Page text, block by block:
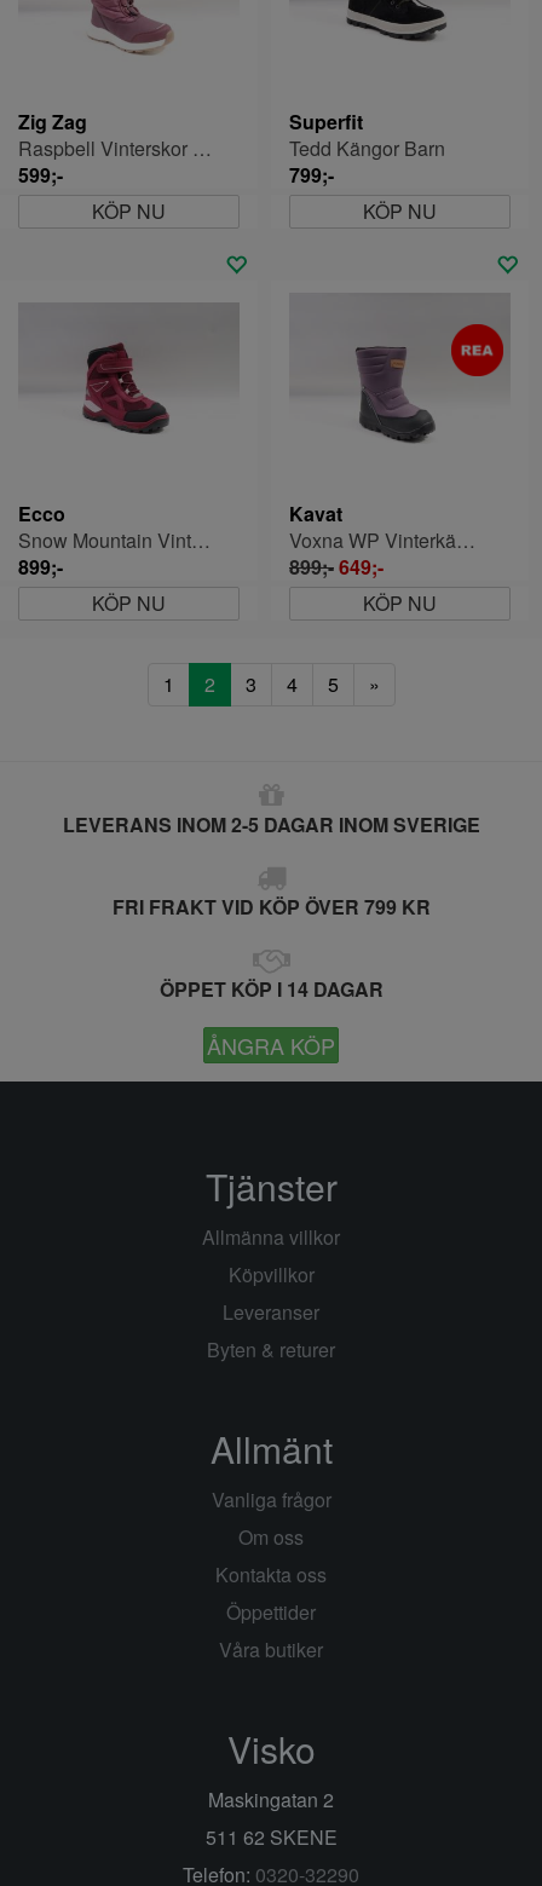
Zig Zag
Raspbell Vinterskor Barn
599;-
KÖP NU
Superfit
Tedd Kängor Barn
799;-
KÖP NU
Ecco
Snow Mountain Vinterkänga Barn
899;-
KÖP NU
Kavat
Voxna WP Vinterkänga Barn
899;-649;-
KÖP NU
1 2 3 4 5 »
LEVERANS INOM 2-5 DAGAR INOM SVERIGE
FRI FRAKT VID KÖP ÖVER 799 KR
ÖPPET KÖP I 14 DAGAR
ÅNGRA KÖP
Tjänster
Allmänna villkor
Köpvillkor
Leveranser
Byten & returer
Allmänt
Vanliga frågor
Om oss
Kontakta oss
Öppettider
Våra butiker
Visko
Maskingatan 2
511 62 SKENE
Telefon: 0320-32290